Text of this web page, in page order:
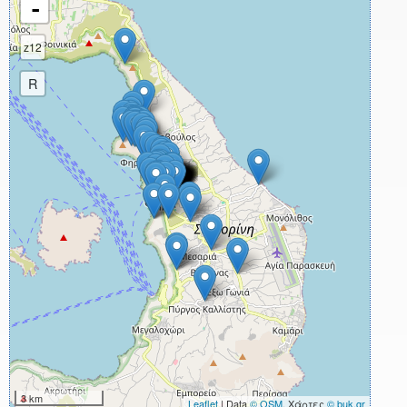
-
z12
R
3 km Leaflet | Data© OSM, Χάρτες © buk.gr